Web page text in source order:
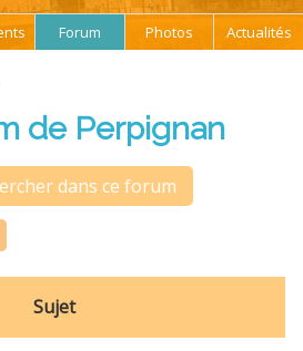
Forum Photos Actualités
de Perpignan
dans ce forum
Sujet